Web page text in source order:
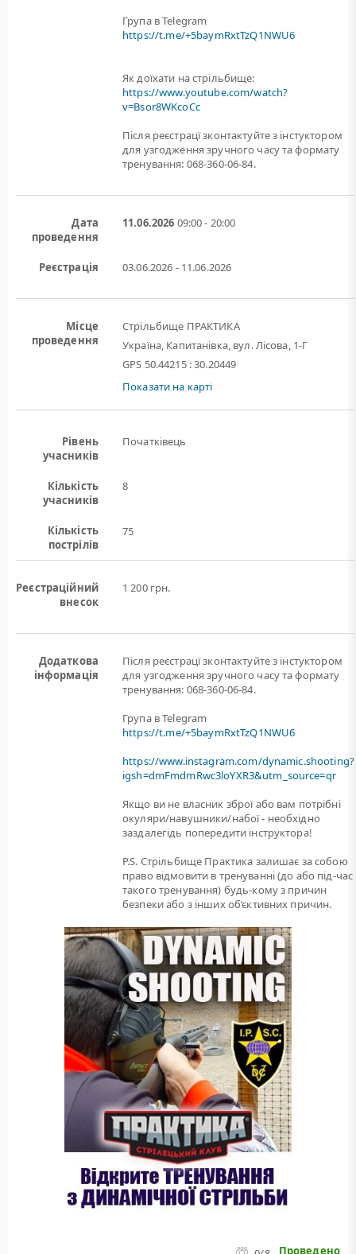
Група в Telegram
https://t.me/+5baymRxtTzQ1NWU6
Як доїхати на стрільбище:
https://www.youtube.com/watch?
v=Bsor8WKcoCc
Після реєстрацї зконтактуйте з інстуктором
для узгодження зручного часу та формату
тренування: 068-360-06-84.
Дата
проведення
11.06.2026 09:00 - 20:00
Реєстрація 03.06.2026 - 11.06.2026
Місце
проведення
Стрільбище ПРАКТИКА
Україна, Капитанівка, вул. Лісова, 1-Г
GPS 50.44215 : 30.20449
Показати на карті
Рівень
учасників
Початківець
Кількість
учасників
8
Кількість
пострілів
75
Реєстраційний
внесок
1 200 грн.
Додаткова
інформація
Після реєстрацї зконтактуйте з інстуктором
для узгодження зручного часу та формату
тренування: 068-360-06-84.
Група в Telegram
https://t.me/+5baymRxtTzQ1NWU6
https://www.instagram.com/dynamic.shooting?
igsh=dmFmdmRwc3loYXR3&utm_source=qr
Якщо ви не власник зброї або вам потрiбнi
окуляри/навушники/набої - необхідно
заздалегідь попередити інструктора!
P.S. Стрільбище Практика залишає за собою
право відмовити в тренуванні (до або під-час
такого тренування) будь-кому з причин
безпеки або з інших об’єктивних причин.
Проведено